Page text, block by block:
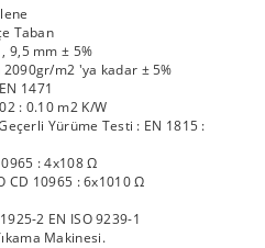
Taban
9,5 mm ± 5%
2090gr/m2 'ya kadar ± 5%
1471
: 0.10 m2 K/W
Yürüme Testi : EN 1815 :
: 4x108 Ω
CD 10965 : 6x1010 Ω
2 EN ISO 9239-1
Makinesi.